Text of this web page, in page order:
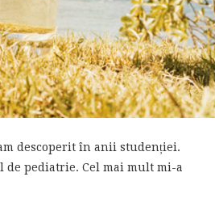
descoperit în anii studenției.
de pediatrie. Cel mai mult mi-a